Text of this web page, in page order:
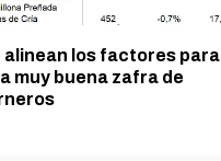
alinean los factores para
muy buena zafra de